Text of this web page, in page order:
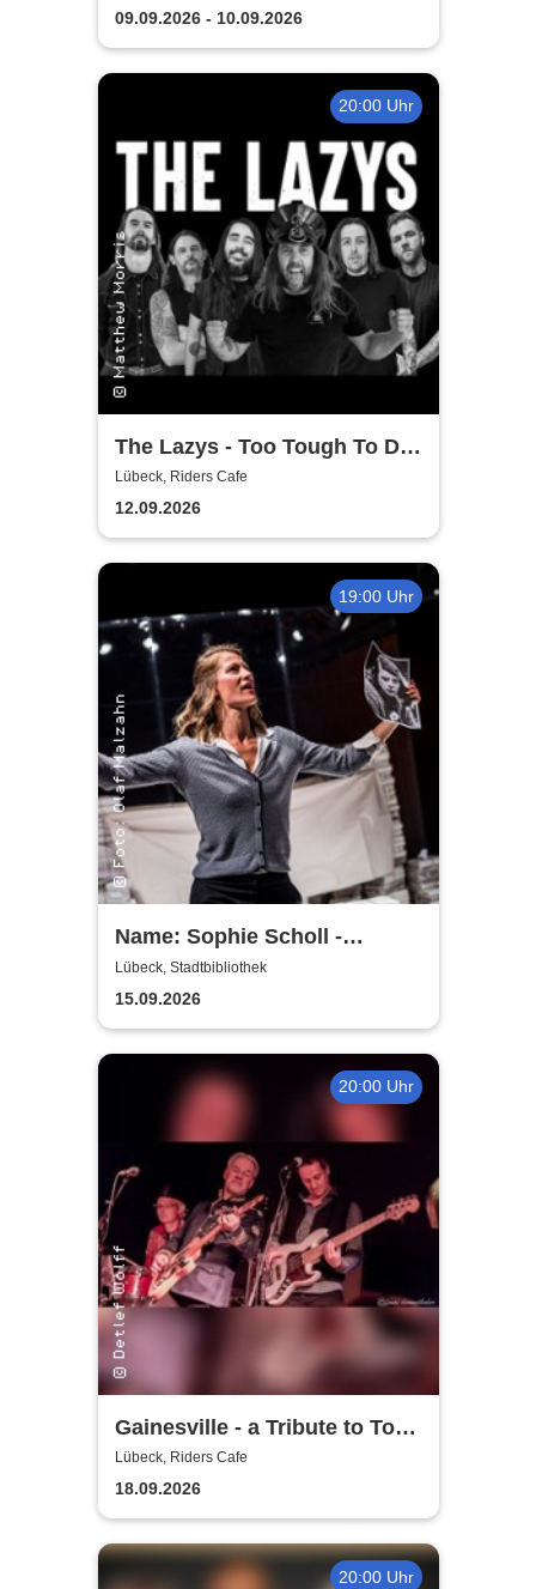
guter Begleitung
09.09.2026 - 10.09.2026
20:00 Uhr
The Lazys - Too Tough To Die
Tour 2026
Lübeck, Riders Cafe
12.09.2026
19:00 Uhr
Name: Sophie Scholl -
Theater Lübeck
Lübeck, Stadtbibliothek
15.09.2026
20:00 Uhr
Gainesville - a Tribute to Tom
Petty & The Heartbreakers
Lübeck, Riders Cafe
18.09.2026
20:00 Uhr